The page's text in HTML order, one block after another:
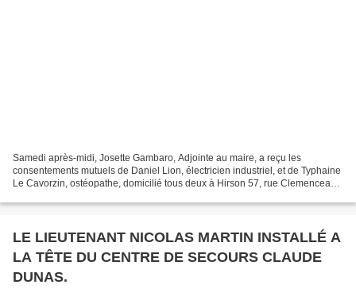
Samedi après-midi, Josette Gambaro, Adjointe au maire, a reçu les
consentements mutuels de Daniel Lion, électricien industriel, et de Typhaine
Le Cavorzin, ostéopathe, domicilié tous deux à Hirson 57, rue Clemenceau.
LE LIEUTENANT NICOLAS MARTIN INSTALLÉ A
LA TÊTE DU CENTRE DE SECOURS CLAUDE
DUNAS.